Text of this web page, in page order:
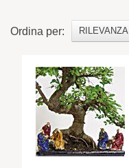
Ordina per: RILEVANZA